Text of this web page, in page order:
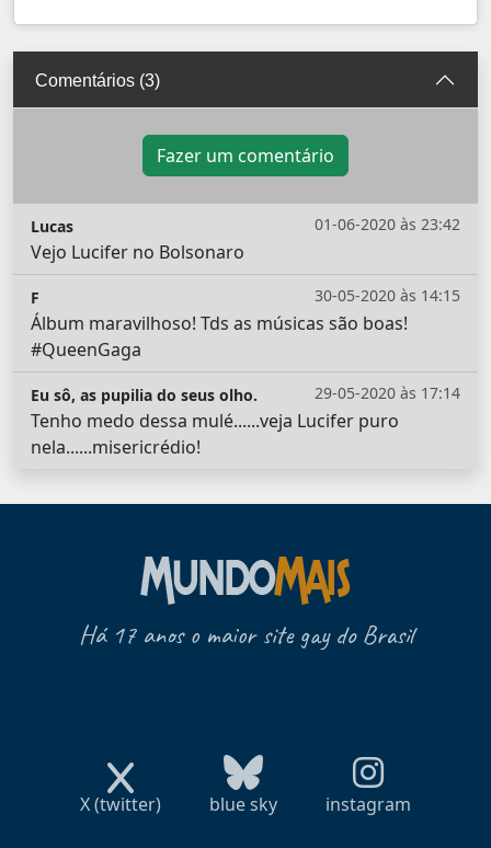
Comentários (3)
Fazer um comentário
01-06-2020 às 23:42
Lucas
Vejo Lucifer no Bolsonaro
30-05-2020 às 14:15
F
Álbum maravilhoso! Tds as músicas são boas!
#QueenGaga
29-05-2020 às 17:14
Eu sô, as pupilia do seus olho.
Tenho medo dessa mulé......veja Lucifer puro
nela......misericrédio!
Há 17 anos o maior site gay do Brasil
X (twitter) blue sky instagram